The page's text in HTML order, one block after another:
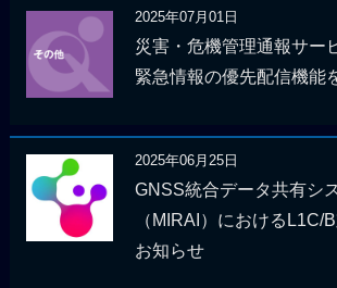
2025年07月01日
災害・危機管理通報サー
緊急情報の優先配信機能
2025年06月25日
GNSS統合データ共有シ
（MIRAI）におけるL1C/
お知らせ